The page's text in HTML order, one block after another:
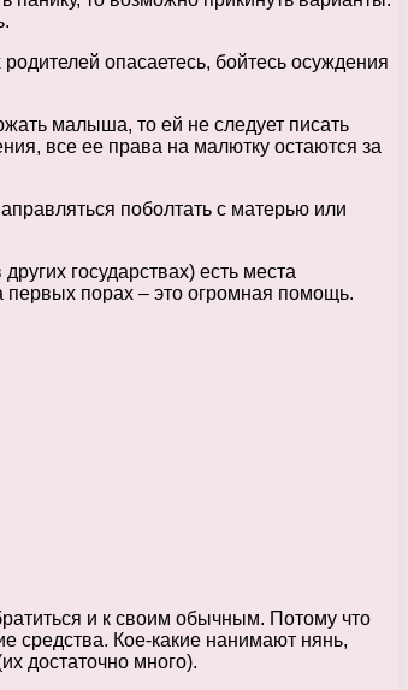
опасаетесь, бойтесь осуждения
малыша, то ей не следует писать
все ее права на малютку остаются за
поболтать с матерью или
государствах) есть места
первых порах – это огромная помощь.
и к своим обычным. Потому что
средства. Кое-какие нанимают нянь,
достаточно много).